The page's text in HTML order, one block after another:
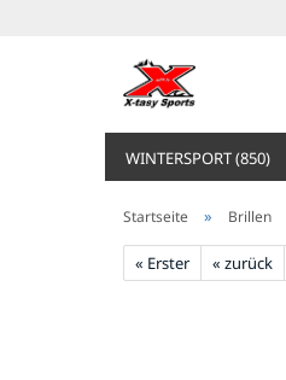
WINTERSPORT (850)
Startseite » Brillen
« Erster « zurück